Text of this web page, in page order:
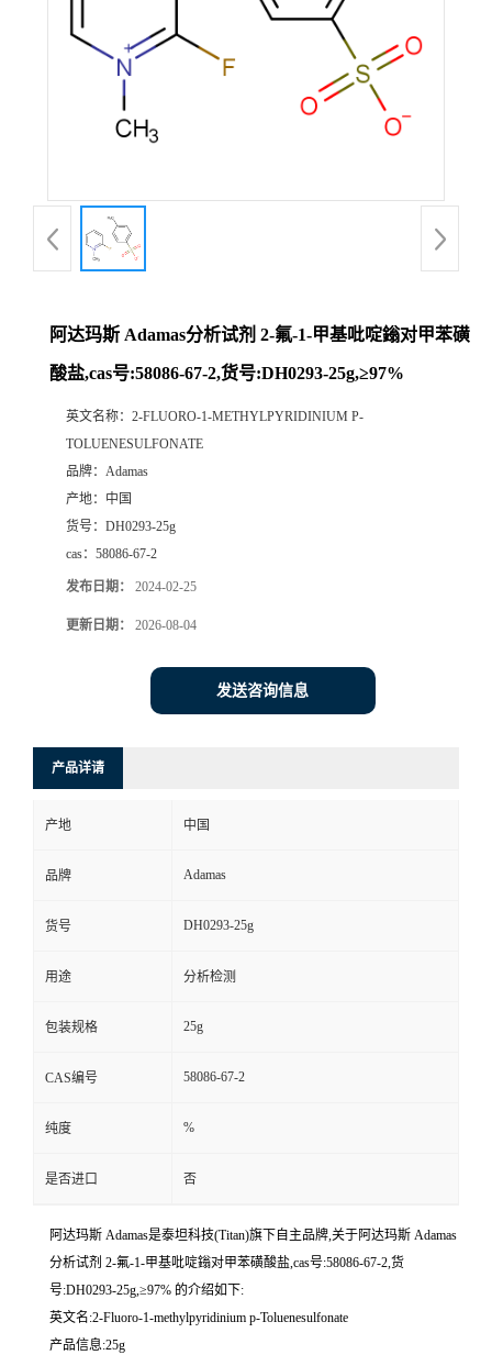
阿达玛斯 Adamas分析试剂 2-氟-1-甲基吡啶鎓对甲苯磺
酸盐,cas号:58086-67-2,货号:DH0293-25g,≥97%
英文名称： 2-FLUORO-1-METHYLPYRIDINIUM P-
TOLUENESULFONATE
品牌： Adamas
产地： 中国
货号： DH0293-25g
cas： 58086-67-2
发布日期： 2024-02-25
更新日期： 2026-08-04
发送咨询信息
产品详请
产地 中国
品牌 Adamas
货号 DH0293-25g
用途 分析检测
包装规格 25g
CAS编号 58086-67-2
纯度 %
是否进口 否
阿达玛斯 Adamas是泰坦科技(Titan)旗下自主品牌,关于阿达玛斯 Adamas
分析试剂 2-氟-1-甲基吡啶鎓对甲苯磺酸盐,cas号:58086-67-2,货
号:DH0293-25g,≥97% 的介绍如下:
英文名:2-Fluoro-1-methylpyridinium p-Toluenesulfonate
产品信息:25g